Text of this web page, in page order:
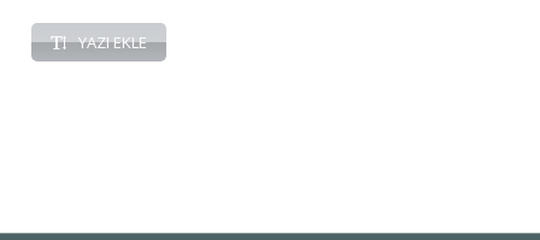
YAZI EKLE